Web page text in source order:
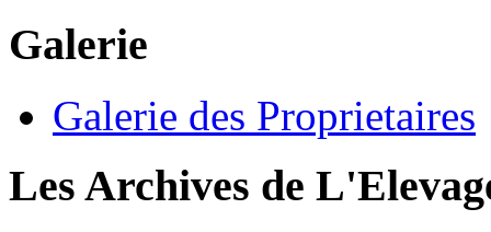
Galerie
Galerie des Proprietaires
Les Archives de